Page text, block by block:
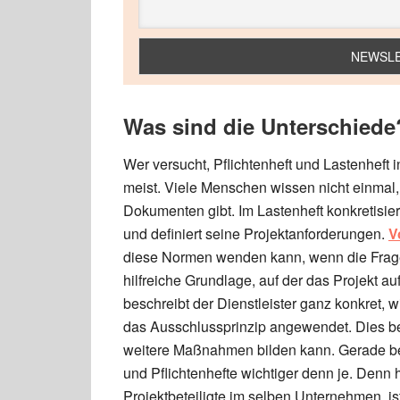
Was sind die
Wer versucht, Pflichtenheft und
meist. Viele Menschen wissen nicht
Dokumenten gibt. Im Lastenheft
und definiert seine Projektanforderungen.
diese Normen wenden kann, wenn die
hilfreiche Grundlage, auf der das Projekt
beschreibt der Dienstleister ganz konkret,
das Ausschlussprinzip angewendet. Dies
weitere Maßnahmen bilden kann. Gerade
und Pflichtenhefte wichtiger denn je.